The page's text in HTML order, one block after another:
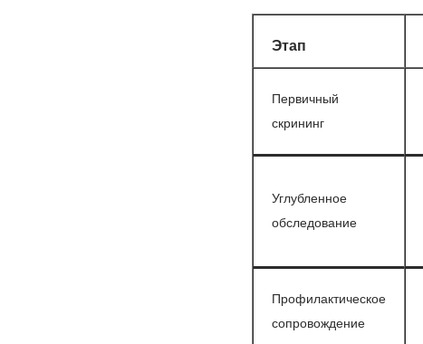
Этап
Первичный
скрининг
Углубленное
обследование
Профилактическое
сопровождение